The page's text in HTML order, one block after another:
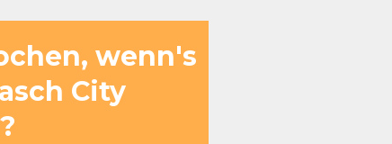
wenn's
City